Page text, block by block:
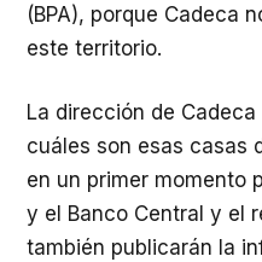
(BPA), porque Cadeca
este territorio.
La dirección de
cuáles son esas casas
en un primer momento
y el Banco Central y el
también publicarán la